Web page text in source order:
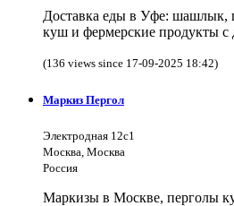
Доставка еды в Уфе: шашлык,
куш и фермерские продукты с
(136 views since 17-09-2025 18:42)
Маркиз Пергол
Электродная 12с1
Москва, Москва
Россия
Маркизы в Москве, перголы